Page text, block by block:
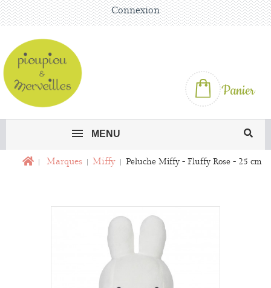
Connexion
Panier
MENU
Marques Miffy Peluche Miffy - Fluffy Rose - 25 cm